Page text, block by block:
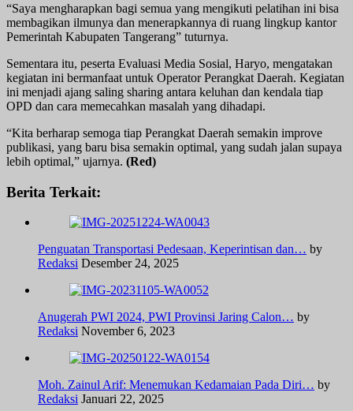
“Saya mengharapkan bagi semua yang mengikuti pelatihan ini bisa
membagikan ilmunya dan menerapkannya di ruang lingkup kantor
Pemerintah Kabupaten Tangerang” tuturnya.
Sementara itu, peserta Evaluasi Media Sosial, Haryo, mengatakan
kegiatan ini bermanfaat untuk Operator Perangkat Daerah. Kegiatan
ini menjadi ajang saling sharing antara keluhan dan kendala tiap
OPD dan cara memecahkan masalah yang dihadapi.
“Kita berharap semoga tiap Perangkat Daerah semakin improve
publikasi, yang baru bisa semakin optimal, yang sudah jalan supaya
lebih optimal,” ujarnya. (Red)
Berita Terkait:
Penguatan Transportasi Pedesaan, Keperintisan dan… by
Redaksi Desember 24, 2025
Anugerah PWI 2024, PWI Provinsi Jaring Calon… by
Redaksi November 6, 2023
Moh. Zainul Arif: Menemukan Kedamaian Pada Diri… by
Redaksi Januari 22, 2025